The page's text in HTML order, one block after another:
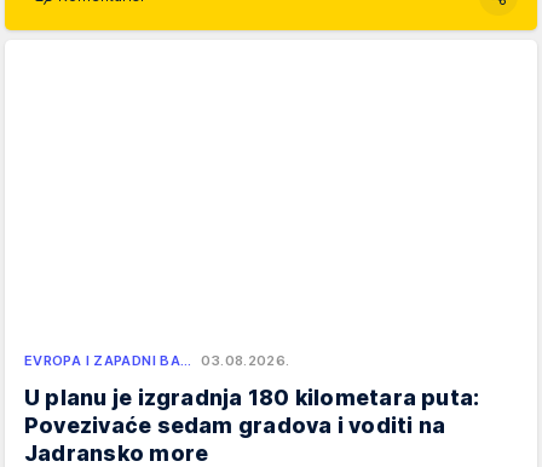
EVROPA I ZAPADNI BA… 03.08.2026.
U planu je izgradnja 180 kilometara puta:
Povezivaće sedam gradova i voditi na
Jadransko more